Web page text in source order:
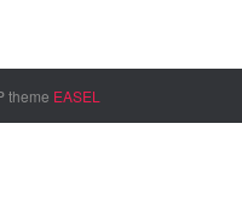
theme EASEL